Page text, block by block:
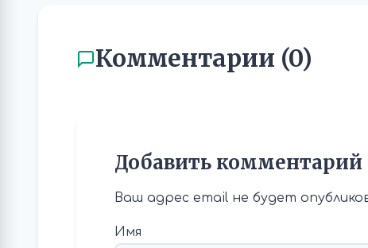
Комментарии (0)
Добавить комментарий
Ваш адрес email не будет
Имя